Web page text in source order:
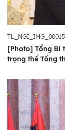
[Photo] Tổng Bí
trọng thể Tổng